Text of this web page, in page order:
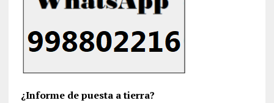
¿Informe de puesta a tierra?